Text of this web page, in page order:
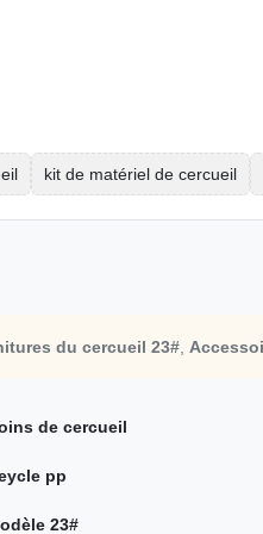
kit de matériel de cercueil
du cercueil 23#
de cercueil
pp
23#